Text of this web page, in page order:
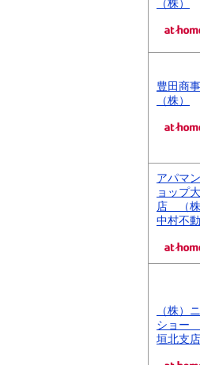
（株）
豊田商事
（株）
アパマ
ョップ
店 （株
中村不
（株）
ショー
垣北支店